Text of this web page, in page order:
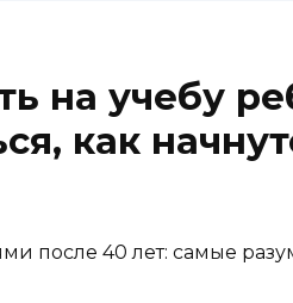
на учебу
как